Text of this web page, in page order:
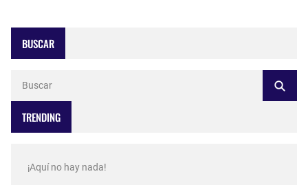
BUSCAR
TRENDING
¡Aquí no hay nada!